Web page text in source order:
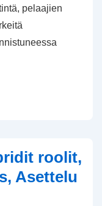
pelaajien
roolit,
Asettelu